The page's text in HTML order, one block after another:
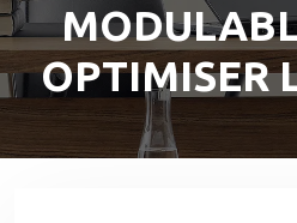
OPTIMISER